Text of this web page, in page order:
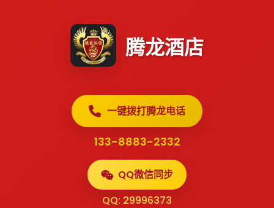
腾龙酒店
一键拨打腾龙电话
133-8883-2332
QQ微信同步
QQ: 29996373